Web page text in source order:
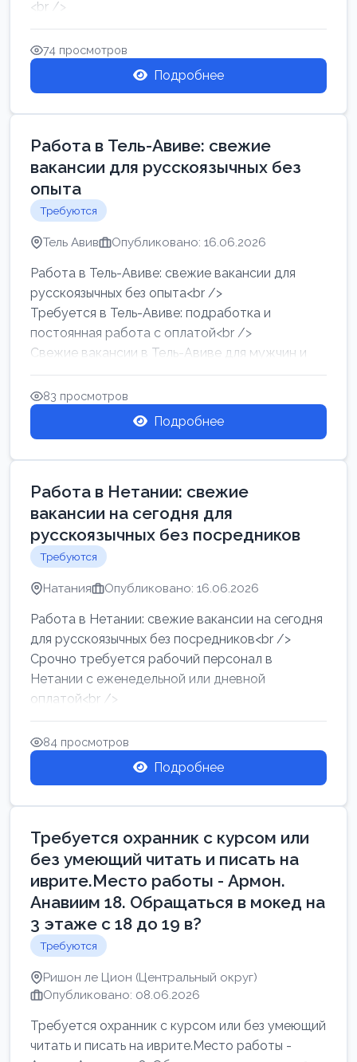
<br />
Работа в Нетании на мебельном производстве:
требу...
74 просмотров
Подробнее
Работа в Тель-Авиве: свежие
вакансии для русскоязычных без
опыта
Требуются
Тель Авив Опубликовано: 16.06.2026
Работа в Тель-Авиве: свежие вакансии для
русскоязычных без опыта<br />
Требуется в Тель-Авиве: подработка и
постоянная работа с оплатой<br />
Свежие вакансии в Тель-Авиве для мужчин и
женщин от хозя...
83 просмотров
Подробнее
Работа в Нетании: свежие
вакансии на сегодня для
русскоязычных без посредников
Требуются
Натания Опубликовано: 16.06.2026
Работа в Нетании: свежие вакансии на сегодня
для русскоязычных без посредников<br />
Срочно требуется рабочий персонал в
Нетании с еженедельной или дневной
оплатой<br />
Свежие вакансии в Нетании дл...
84 просмотров
Подробнее
Требуется охранник с курсом или
без умеющий читать и писать на
иврите.Место работы - Армон.
Анавиим 18. Обращаться в мокед на
3 этаже с 18 до 19 в?
Требуются
Ришон ле Цион (Центральный округ)
Опубликовано: 08.06.2026
Требуется охранник с курсом или без умеющий
читать и писать на иврите.Место работы -